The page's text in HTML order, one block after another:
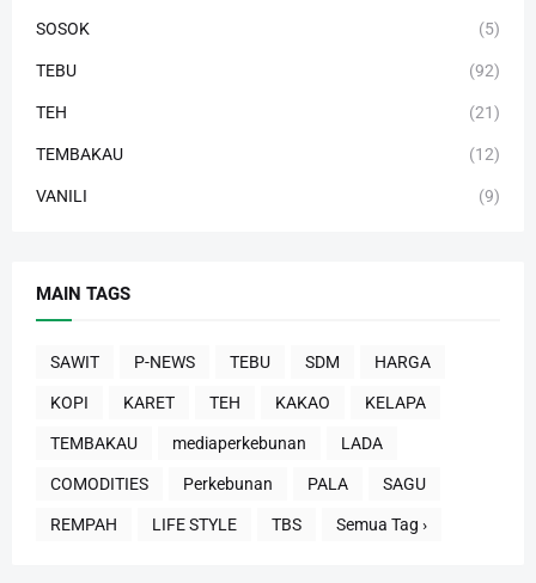
SOSOK (5)
TEBU (92)
TEH (21)
TEMBAKAU (12)
VANILI (9)
MAIN TAGS
SAWIT P-NEWS TEBU SDM HARGA
KOPI KARET TEH KAKAO KELAPA
TEMBAKAU mediaperkebunan LADA
COMODITIES Perkebunan PALA SAGU
REMPAH LIFE STYLE TBS Semua Tag ›